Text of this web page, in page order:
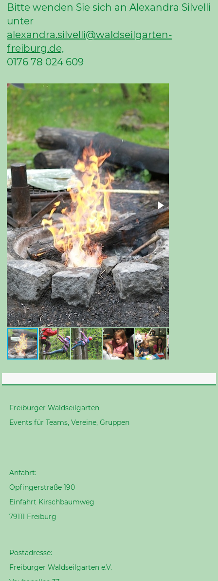
Bitte wenden Sie sich an Alexandra Silvelli
unter
alexandra.silvelli@waldseilgarten-
freiburg.de,
0176 78 024 609
Freiburger Waldseilgarten
Events für Teams, Vereine, Gruppen
Anfahrt:
Opfingerstraße 190
Einfahrt Kirschbaumweg
79111 Freiburg
Postadresse:
Freiburger Waldseilgarten e.V.